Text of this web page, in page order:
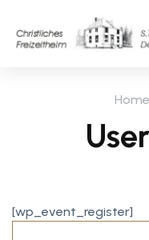
Home
[wp_event_register]